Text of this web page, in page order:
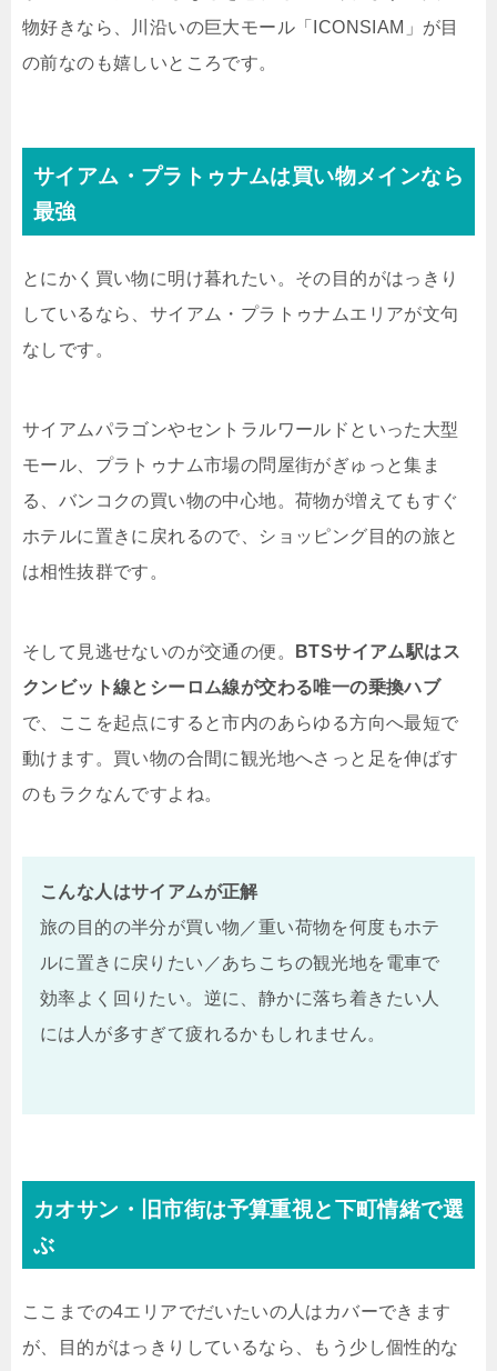
物好きなら、川沿いの巨大モール「ICONSIAM」が目
の前なのも嬉しいところです。
サイアム・プラトゥナムは買い物メインなら
最強
とにかく買い物に明け暮れたい。その目的がはっきり
しているなら、サイアム・プラトゥナムエリアが文句
なしです。
サイアムパラゴンやセントラルワールドといった大型
モール、プラトゥナム市場の問屋街がぎゅっと集ま
る、バンコクの買い物の中心地。荷物が増えてもすぐ
ホテルに置きに戻れるので、ショッピング目的の旅と
は相性抜群です。
そして見逃せないのが交通の便。
BTSサイアム駅はス
クンビット線とシーロム線が交わる唯一の乗換ハブ
で、ここを起点にすると市内のあらゆる方向へ最短で
動けます。買い物の合間に観光地へさっと足を伸ばす
のもラクなんですよね。
こんな人はサイアムが正解
旅の目的の半分が買い物／重い荷物を何度もホテ
ルに置きに戻りたい／あちこちの観光地を電車で
効率よく回りたい。逆に、静かに落ち着きたい人
には人が多すぎて疲れるかもしれません。
カオサン・旧市街は予算重視と下町情緒で選
ぶ
ここまでの4エリアでだいたいの人はカバーできます
が、目的がはっきりしているなら、もう少し個性的な